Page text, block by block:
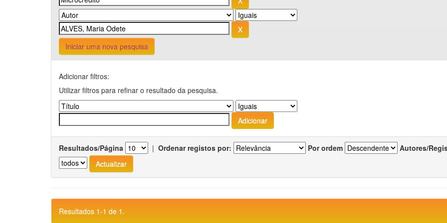
Iniciar uma nova pesquisa
Adicionar filtros:
Utilizar filtros para refinar o resultado da pesquisa.
Resultados/Página | Ordenar registos por: Por ordem Autores/
Resultados 1-1 de 1.